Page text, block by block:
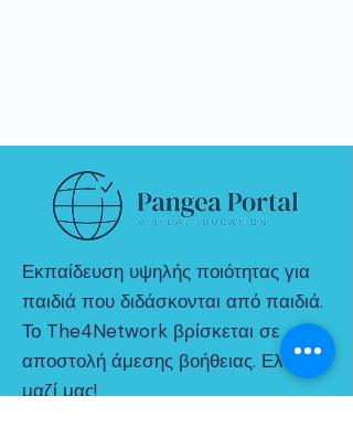
Εκπαίδευση υψηλής ποιότητας για
παιδιά που διδάσκονται από παιδιά.
Το The4Network βρίσκεται σε
αποστολή άμεσης βοήθειας. Ελα
μαζί μας!